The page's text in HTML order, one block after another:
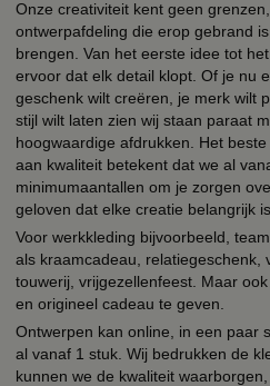
Onze creativiteit kent geen
ontwerpafdeling die erop gebrand
brengen. Van het eerste idee tot
ervoor dat elk detail klopt. Of je nu
geschenk wilt creëren, je merk wilt
stijl wilt laten zien wij staan paraat
hoogwaardige afdrukken. Het
aan kwaliteit betekent dat we al
minimumaantallen om je zorgen
geloven dat elke creatie belangrijk is.
Voor werkkleding bijvoorbeeld,
als kraamcadeau, relatiegeschenk,
touwerij, vrijgezellenfeest. Maar
en origineel cadeau te geven.
Ontwerpen kan online, in een paar
al vanaf 1 stuk. Wij bedrukken de
kunnen we de kwaliteit